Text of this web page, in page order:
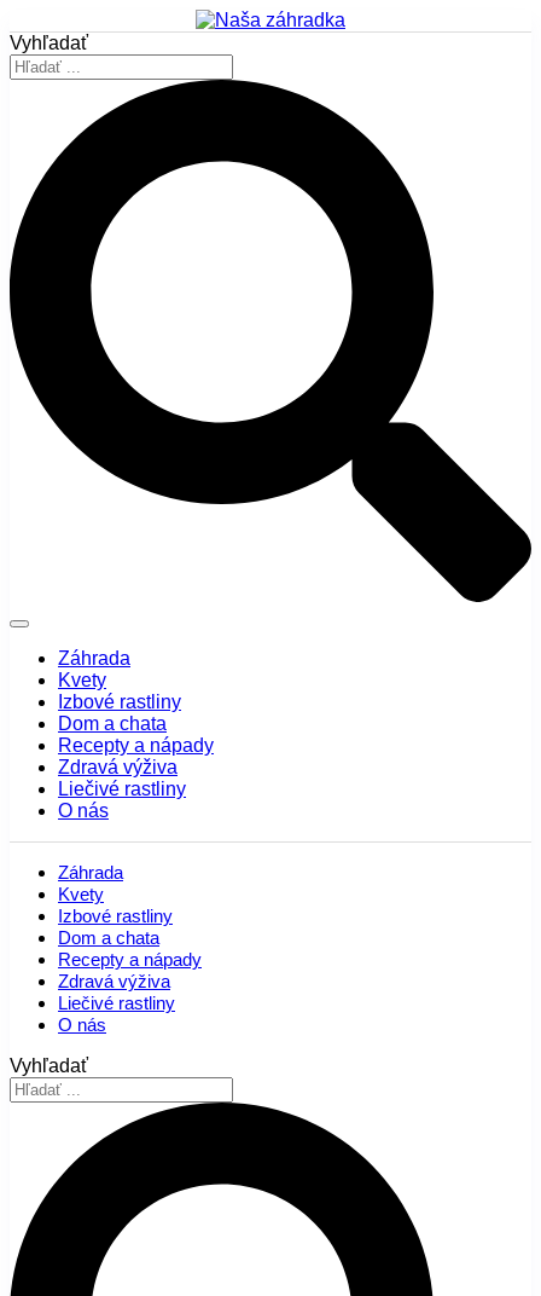
Vyhľadať
Záhrada
Kvety
Izbové rastliny
Dom a chata
Recepty a nápady
Zdravá výživa
Liečivé rastliny
O nás
Záhrada
Kvety
Izbové rastliny
Dom a chata
Recepty a nápady
Zdravá výživa
Liečivé rastliny
O nás
Vyhľadať